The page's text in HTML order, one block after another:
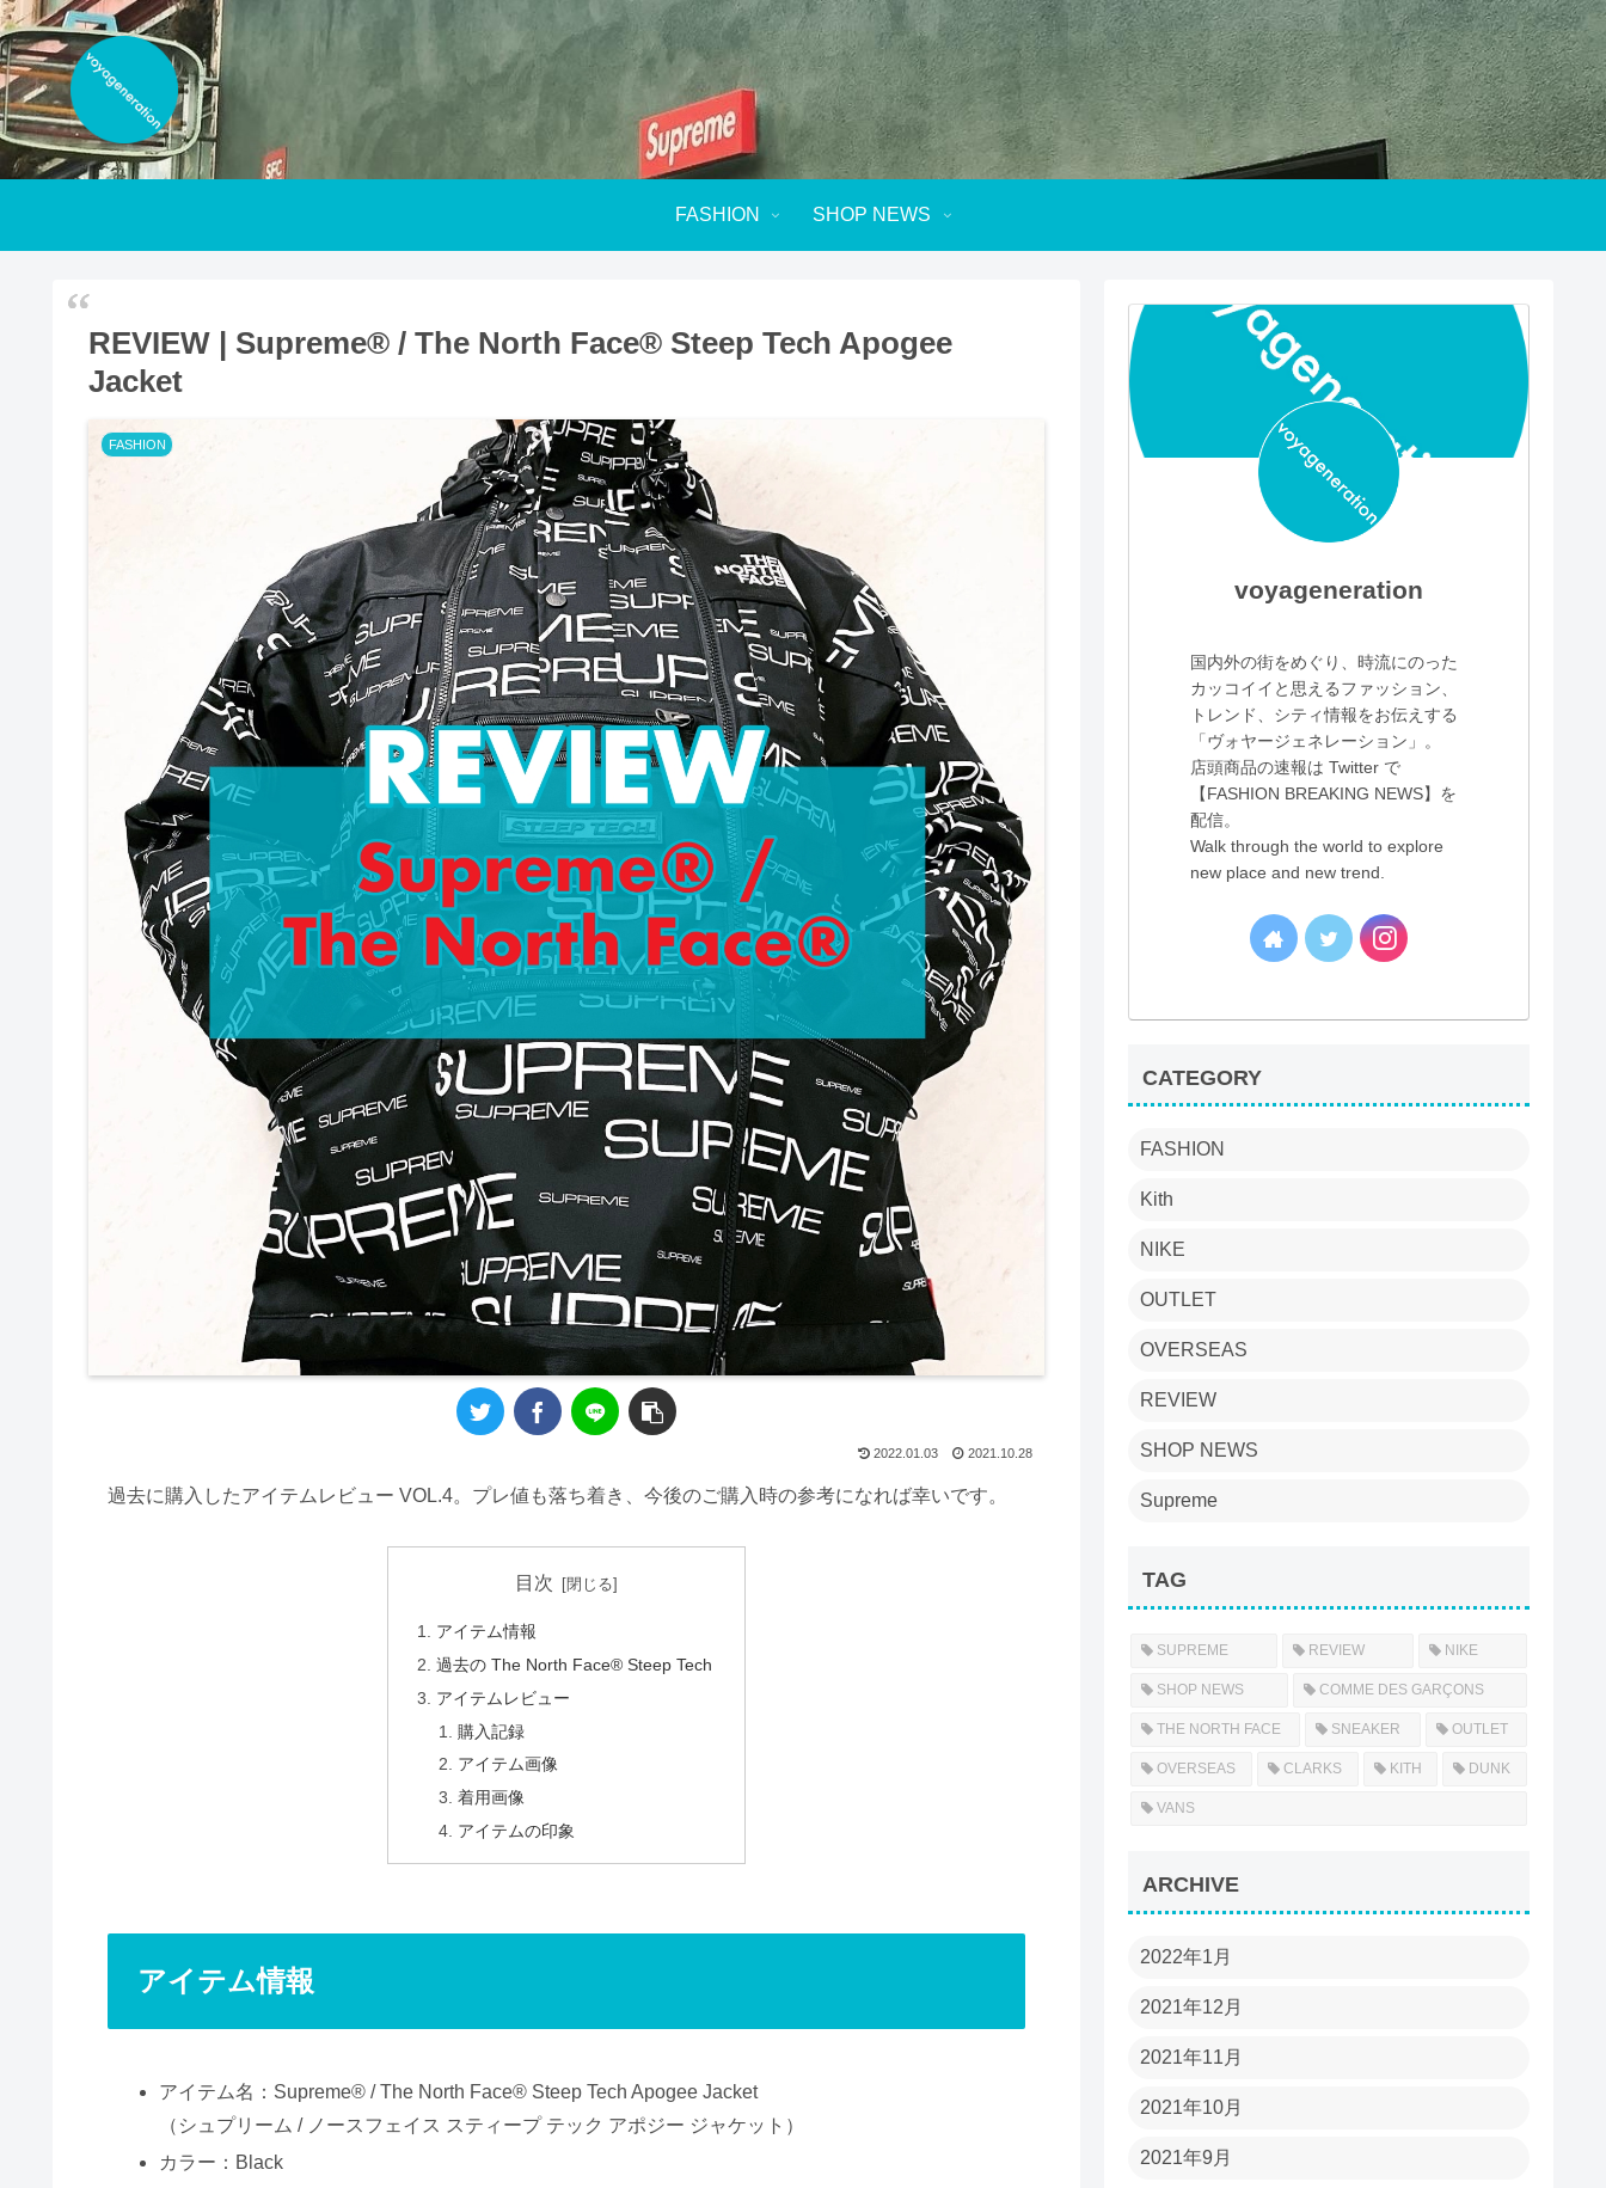
FASHION SHOP NEWS
REVIEW | Supreme® / The North Face® Steep Tech Apogee
Jacket
FASHION
2022.01.03 2021.10.28
過去に購入したアイテムレビュー VOL.4。プレ値も落ち着き、今後のご購入時の参考になれば幸いです。
目次
アイテム情報
過去の The North Face® Steep Tech
アイテムレビュー
購入記録
アイテム画像
着用画像
アイテムの印象
アイテム情報
アイテム名：Supreme® / The North Face® Steep Tech Apogee Jacket
（シュプリーム / ノースフェイス スティープ テック アポジー ジャケット）
カラー：Black
voyageneration
国内外の街をめぐり、時流にのった
カッコイイと思えるファッション、
トレンド、シティ情報をお伝えする
「ヴォヤージェネレーション」。
店頭商品の速報は Twitter で
【FASHION BREAKING NEWS】を
配信。
Walk through the world to explore
new place and new trend.
CATEGORY
FASHION
Kith
NIKE
OUTLET
OVERSEAS
REVIEW
SHOP NEWS
Supreme
TAG
SUPREME REVIEW NIKE
SHOP NEWS COMME DES GARÇONS
THE NORTH FACE SNEAKER OUTLET
OVERSEAS CLARKS KITH DUNK
VANS
ARCHIVE
2022年1月
2021年12月
2021年11月
2021年10月
2021年9月